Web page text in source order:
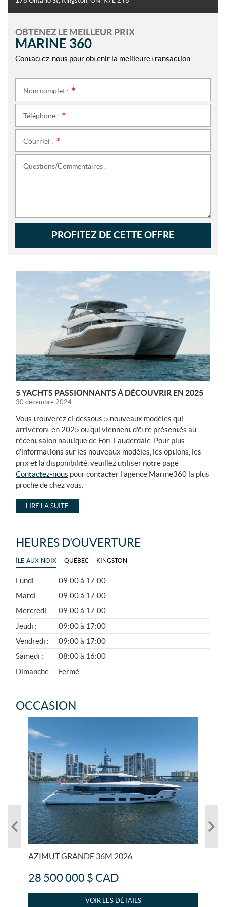
OBTENEZ LE MEILLEUR PRIX
MARINE 360
Contactez-nous pour obtenir la meilleure transaction.
Nom complet :
Téléphone :
Courriel :
Questions/Commentaires :
PROFITEZ DE CETTE OFFRE
O
E
S
5 YACHTS PASSIONNANTS À DÉCOUVRIR EN 2025
30 décembre 2024
Vous trouverez ci-dessous 5 nouveaux modèles qui
arriveront en 2025 ou qui viennent d’être présentés au
récent salon nautique de Fort Lauderdale. Pour plus
d’informations sur les nouveaux modèles, les options, les
prix et la disponibilité, veuillez utiliser notre page
Contactez-nous pour contacter l’agence Marine360 la plus
proche de chez vous.
LIRE LA SUITE
HEURES D'OUVERTURE
ÎLE-AUX-NOIX QUÉBEC KINGSTON
G
É
N
É
R
A
L
Lundi :
09:00 à 17:00
Mardi :
09:00 à 17:00
Mercredi :
09:00 à 17:00
Jeudi :
09:00 à 17:00
Vendredi :
09:00 à 17:00
Samedi :
08:00 à 16:00
Dimanche :
Fermé
OCCASION
AZIMUT GRANDE 36M 2026
28 500 000 $ CAD
VOIR LES DÉTAILS